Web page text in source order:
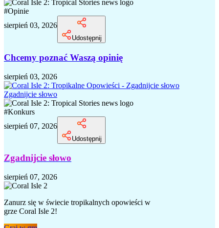
#Opinie
sierpień 03, 2026
Udostępnij
Chcemy poznać Waszą opinię
sierpień 03, 2026
Zgadnijcie słowo
#Konkurs
sierpień 07, 2026
Udostępnij
Zgadnijcie słowo
sierpień 07, 2026
Zanurz się w świecie tropikalnych opowieści w
grze Coral Isle 2!